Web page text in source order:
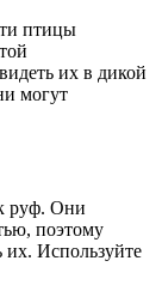
птицы
их в дикой
могут
руф. Они
поэтому
их. Используйте